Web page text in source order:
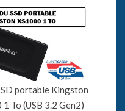
portable Kingston
To (USB 3.2 Gen2)